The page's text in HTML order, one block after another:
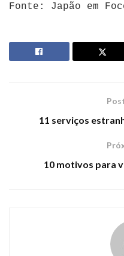
Fonte: Japão em
11 serviços
10 motivos para